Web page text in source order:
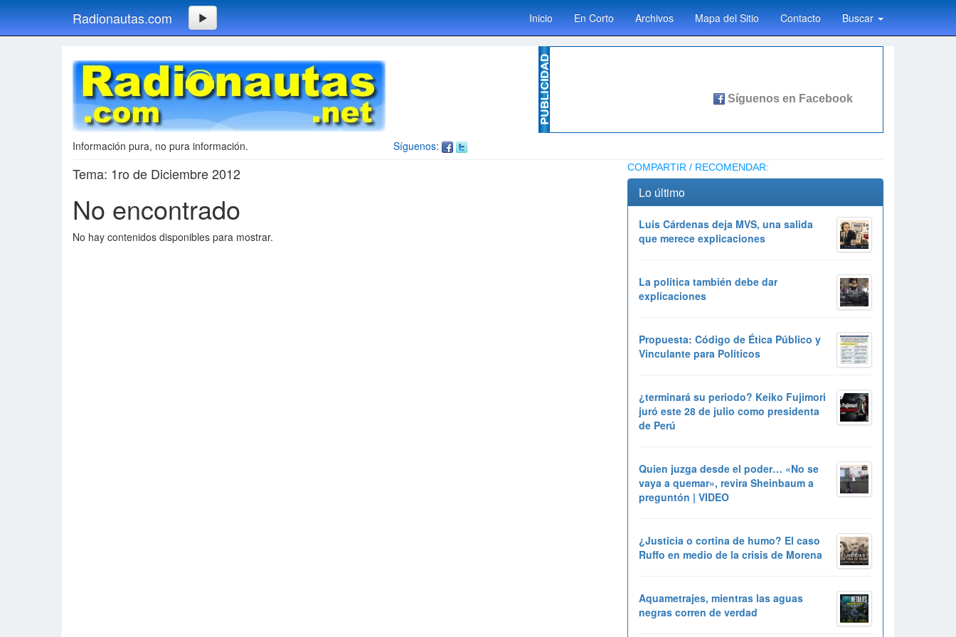
Radionautas.com Inicio En Corto Archivos Mapa del Sitio Contacto Buscar
Síguenos:
Información pura, no pura información.
Tema: 1ro de Diciembre 2012
No encontrado
No hay contenidos disponibles para mostrar.
COMPARTIR / RECOMENDAR:
Lo último
Luis Cárdenas deja MVS, una salida
que merece explicaciones
La política también debe dar
explicaciones
Propuesta: Código de Ética Público y
Vinculante para Políticos
¿terminará su periodo? Keiko Fujimori
juró este 28 de julio como presidenta
de Perú
Quien juzga desde el poder… «No se
vaya a quemar», revira Sheinbaum a
preguntón | VIDEO
¿Justicia o cortina de humo? El caso
Ruffo en medio de la crisis de Morena
Aquametrajes, mientras las aguas
negras corren de verdad